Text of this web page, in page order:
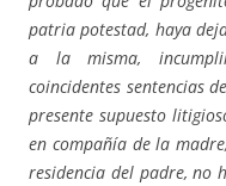
patria potestad, haya
a la misma,
coincidentes sentencias
presente supuesto
en compañía de la
residencia del padre, no